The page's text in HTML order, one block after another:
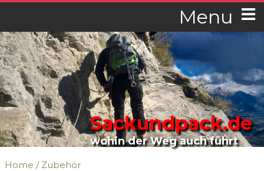
Menu
Sackundpack.de
wohin der Weg auch führt
Home / Zubehör